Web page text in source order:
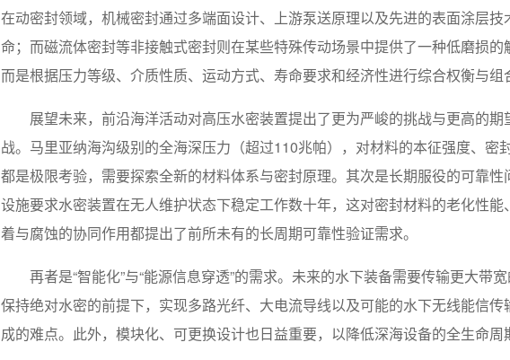
在动密封领域，机械密封通过多端面设计、上游泵送原理以及先进的表面涂层
命；而磁流体密封等非接触式密封则在某些特殊传动场景中提供了一种低磨损的
而是根据压力等级、介质性质、运动方式、寿命要求和经济性进行综合权衡与组
展望未来，前沿海洋活动对高压水密装置提出了更为严峻的挑战与更高的期
战。马里亚纳海沟级别的全海深压力（超过110兆帕），对材料的本征强度、密
都是极限考验，需要探索全新的材料体系与密封原理。其次是长期服役的可靠
设施要求水密装置在无人维护状态下稳定工作数十年，这对密封材料的老化性
着与腐蚀的协同作用都提出了前所未有的长周期可靠性验证需求。
再者是“智能化”与“能源信息穿透”的需求。未来的水下装备需要传输更大带
保持绝对水密的前提下，实现多路光纤、大电流导线以及可能的水下无线能信
成的难点。此外，模块化、可更换设计也日益重要，以降低深海设备的全生命周